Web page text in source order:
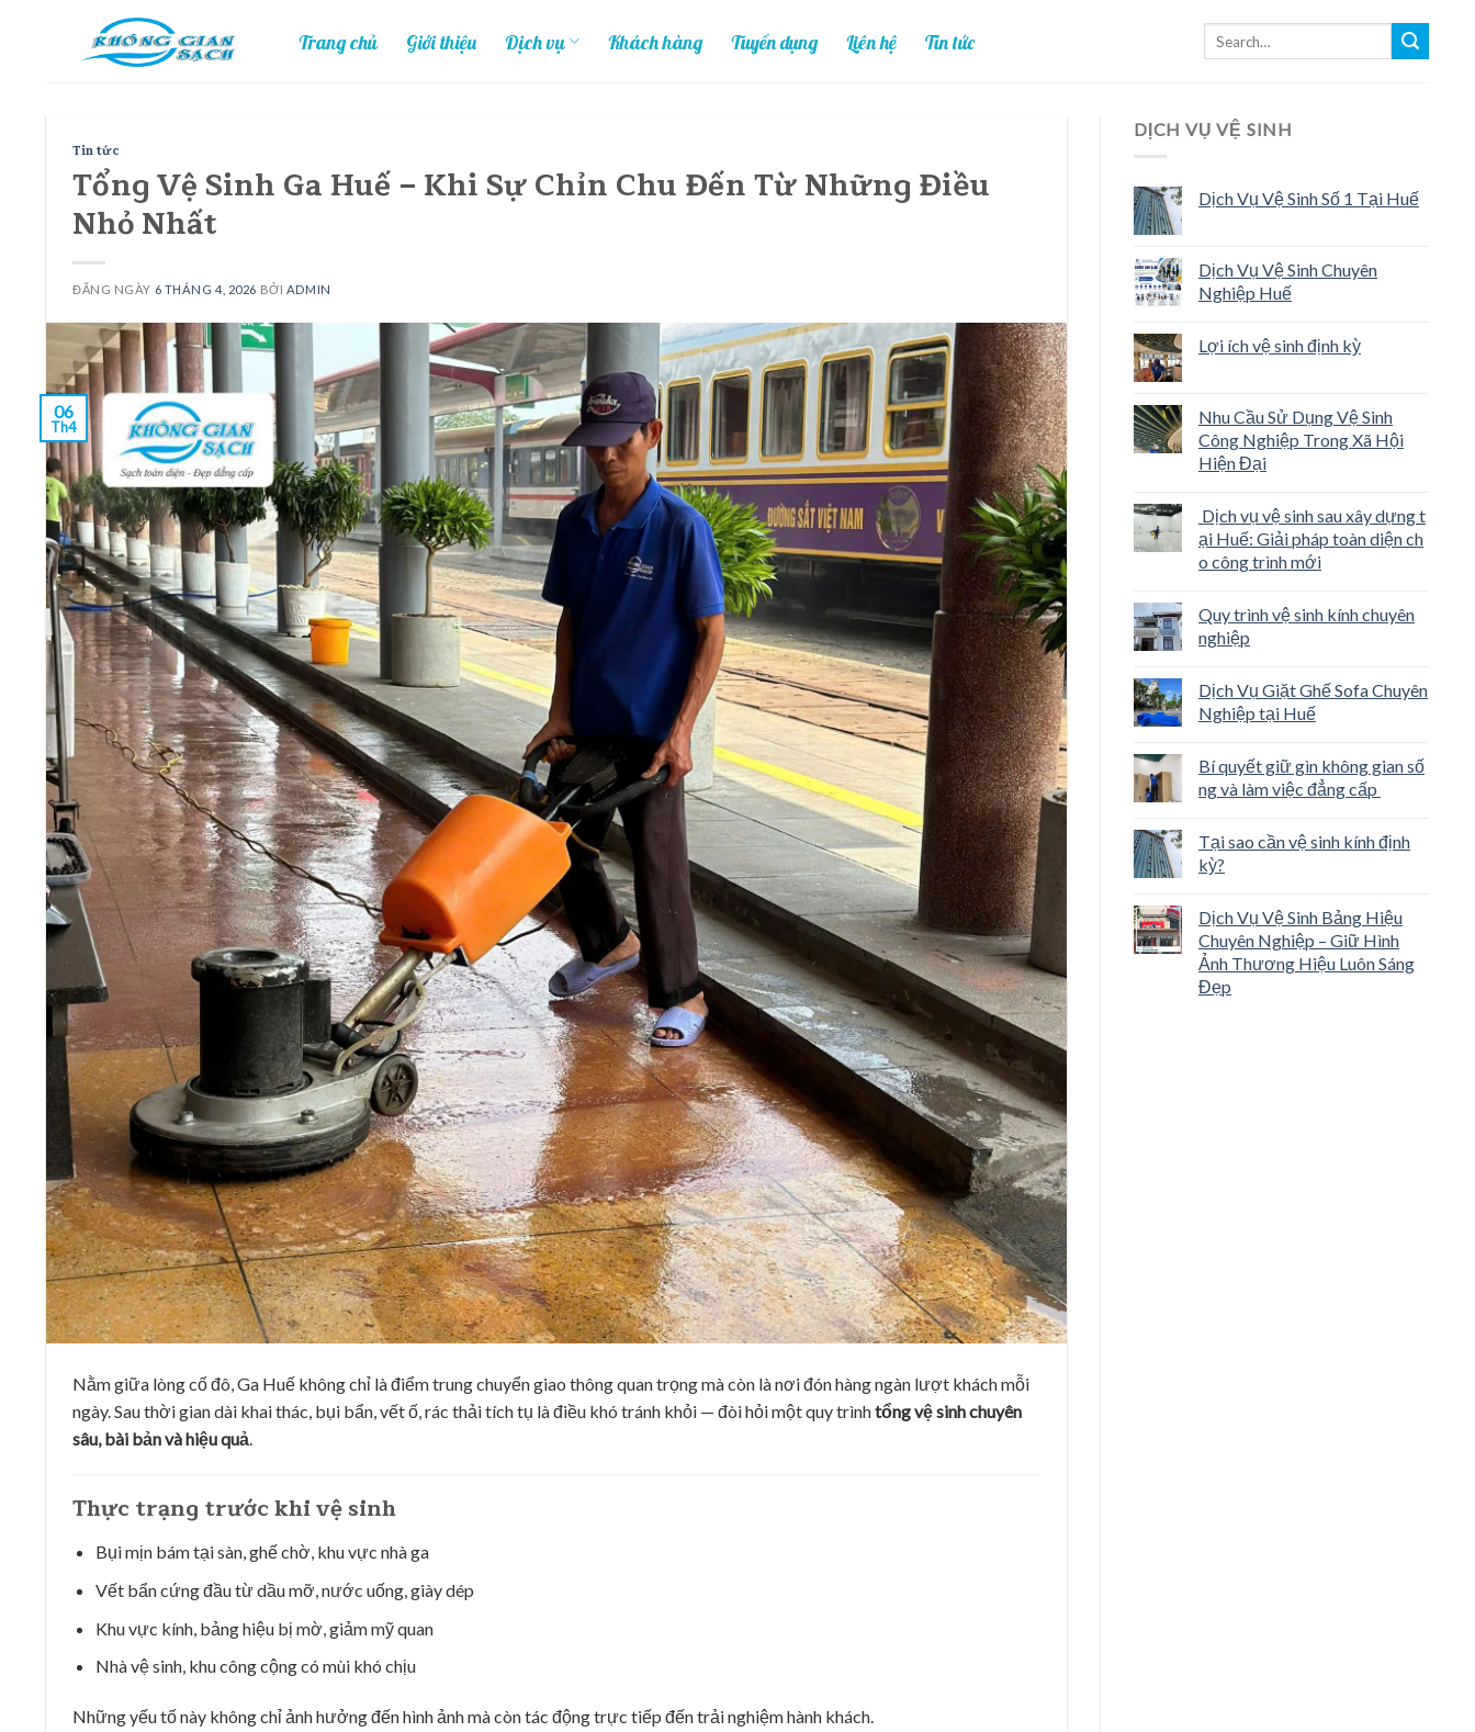
Trang chủ Giới thiệu Dịch vụ Khách hàng Tuyển dụng Liên hệ Tin tức
Tin tức
Tổng Vệ Sinh Ga Huế – Khi Sự Chỉn Chu Đến Từ Những Điều
Nhỏ Nhất
ĐĂNG NGÀY 6 THÁNG 4, 2026 BỞI ADMIN
06
Th4
Nằm giữa lòng cố đô, Ga Huế không chỉ là điểm trung chuyển giao thông quan trọng mà còn là nơi đón hàng ngàn lượt khách mỗi
ngày. Sau thời gian dài khai thác, bụi bẩn, vết ố, rác thải tích tụ là điều khó tránh khỏi — đòi hỏi một quy trìnhtổng vệ sinh chuyên
sâu, bài bản và hiệu quả
Thực trạng trước khi vệ sinh
Bụi mịn bám tại sàn, ghế chờ, khu vực nhà ga
Vết bẩn cứng đầu từ dầu mỡ, nước uống, giày dép
Khu vực kính, bảng hiệu bị mờ, giảm mỹ quan
Nhà vệ sinh, khu công cộng có mùi khó chịu
Những yếu tố này không chỉ ảnh hưởng đến hình ảnh mà còn tác động trực tiếp đến trải nghiệm hành khách.
DỊCH VỤ VỆ SINH
Dịch Vụ Vệ Sinh Số 1 Tại Huế
Dịch Vụ Vệ Sinh Chuyên
Nghiệp Huế
Lợi ích vệ sinh định kỳ
Nhu Cầu Sử Dụng Vệ Sinh
Công Nghiệp Trong Xã Hội
Hiện Đại
Dịch vụ vệ sinh sau xây dựng t
ại Huế: Giải pháp toàn diện ch
o công trình mới
Quy trình vệ sinh kính chuyên
nghiệp
Dịch Vụ Giặt Ghế Sofa Chuyên
Nghiệp tại Huế
Bí quyết giữ gìn không gian số
ng và làm việc đẳng cấp
Tại sao cần vệ sinh kính định
kỳ?
Dịch Vụ Vệ Sinh Bảng Hiệu
Chuyên Nghiệp – Giữ Hình
Ảnh Thương Hiệu Luôn Sáng
Đẹp